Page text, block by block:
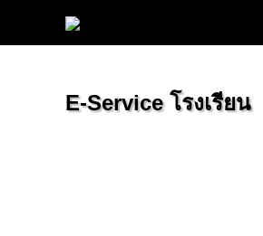
E-Service โรงเรียน